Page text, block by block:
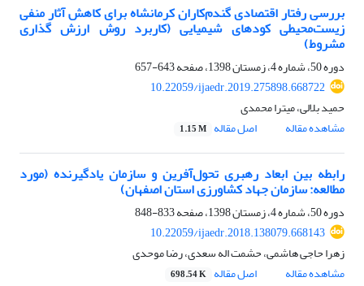
بررسی رفتار اقتصادی گندم‌کاران کرمانشاه برای کاهش آثار منفی
زیست‌‌محیطی کودهای شیمیایی (کاربرد روش ارزش گذاری
مشروط)
دوره 50، شماره 4، زمستان 1398، صفحه
643-657
10.22059/ijaedr.2019.275898.668722
حمید بلالی، میترا محمدی
مشاهده مقاله
اصل مقاله 1.15 M
رابطه بین ابعاد رهبری تحول‌آفرین و سازمان یاد‌گیرنده (مورد
مطالعه: سازمان جهاد کشاورزی استان اصفهان)
دوره 50، شماره 4، زمستان 1398، صفحه
833-848
10.22059/ijaedr.2018.138079.668143
زهرا حاجی هاشمی، حشمت اله سعدی، رضا موحدی
مشاهده مقاله
اصل مقاله 698.54 K